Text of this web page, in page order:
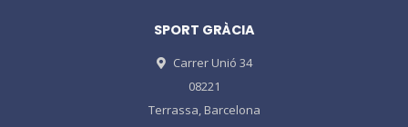
SPORT GRÀCIA
Carrer Unió 34
08221
Terrassa, Barcelona